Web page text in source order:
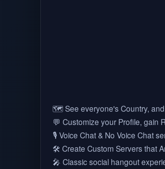
🗺️ See everyone's Country, and
💬 Customize your Profile, gain
🎙️ Voice Chat & No Voice Chat
🛠️ Create Custom Servers that
🎤 Classic social hangout